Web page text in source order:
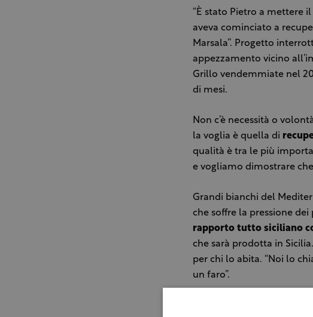
“È stato Pietro a mettere
aveva cominciato a
Marsala”. Progetto
appezzamento vicino
Grillo vendemmiate nel
di mesi.
Non c’è necessità o
la voglia è quella di
qualità è tra le più
e vogliamo dimostrare
Grandi bianchi del
che soffre la pressione
rapporto tutto siciliano
che sarà prodotta in
per chi lo abita. “Noi lo
un faro”.